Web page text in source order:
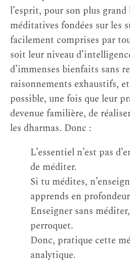
l’esprit, pour son plus
méditatives fondées sur les
facilement comprises par
soit leur niveau
d’immenses bienfaits sans
raisonnements exhaustifs,
possible, une fois que leur
devenue familière, de
les dharmas. Donc :
L’essentiel n’est pas
de méditer.
Si tu médites,
apprends en
Enseigner sans
perroquet.
Donc, pratique cette
analytique.